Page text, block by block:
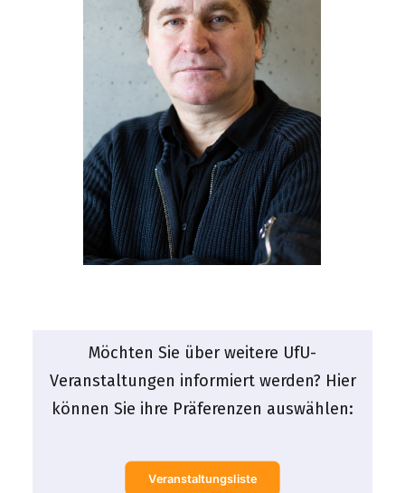
Möchten Sie über weitere UfU-
Veranstaltungen informiert werden? Hier
können Sie ihre Präferenzen auswählen:
Veranstaltungsliste